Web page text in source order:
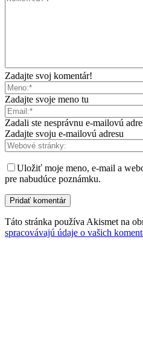
Zadajte svoj komentár!
Zadajte svoje meno tu
Zadali ste nesprávnu e-mailovú
Zadajte svoju e-mailovú adresu
Uložiť moje meno, e-mail a
pre nabudúce poznámku.
Táto stránka používa Akismet na
spracovávajú údaje o vašich